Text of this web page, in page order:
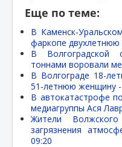
Еще по теме:
В Каменск-
фаркопе двухлетнюю
В Волгоградской
тоннами воровали
В Волгограде 18-
51-летнюю женщину -
В автокатастрофе
медиагруппы Ася
Жители
загрязнения
09:20